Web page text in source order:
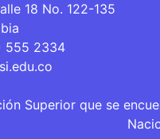
18 No. 122-135
555 2334
Superior que se